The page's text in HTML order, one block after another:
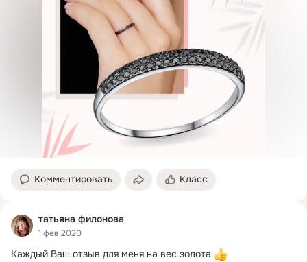
Комментировать Класс
татьяна филонова
1 фев 2020
Каждый Ваш отзыв для меня на вес золота